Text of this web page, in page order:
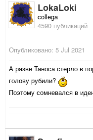
LokaLoki
collega
4590 публикаций
Опубликовано: 5 Jul 2021
А разве Таноса стерло в
голову рубили?
Поэтому сомневался в